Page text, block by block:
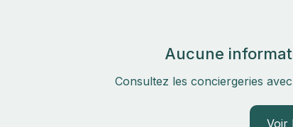
Aucune
Consultez les conciergeries
Voir